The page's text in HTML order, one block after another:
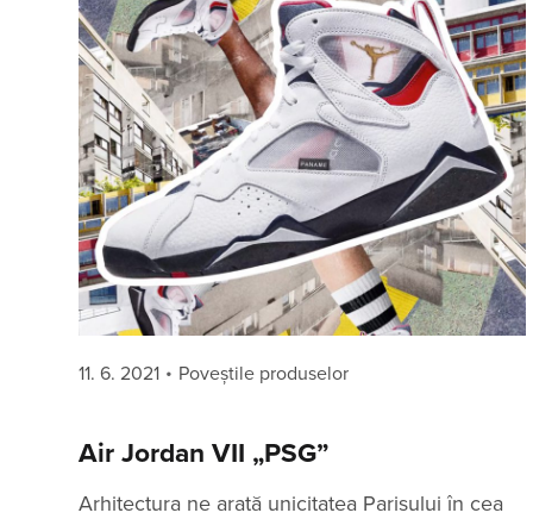
Posted
11. 6. 2021 Categories
Poveștile produselor
Air Jordan VII „PSG”
Arhitectura ne arată unicitatea Parisului în cea